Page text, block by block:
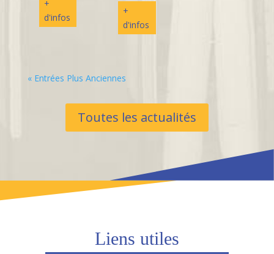
+
d'infos
+
d'infos
« Entrées Plus Anciennes
Toutes les actualités
Liens utiles